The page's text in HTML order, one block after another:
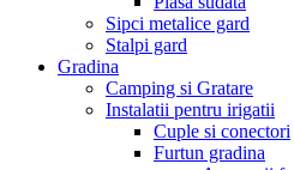
Sipci metalice gard
Stalpi gard
Gradina
Camping si Gratare
Instalatii pentru irigatii
Cuple si conectori
Furtun gradina